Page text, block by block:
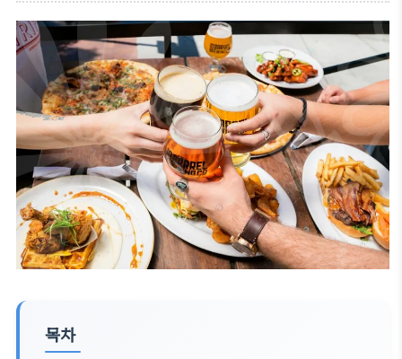
목차